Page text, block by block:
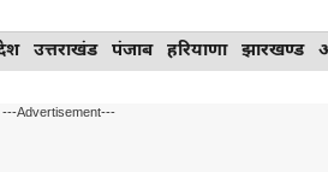
उत्तराखंड पंजाब हरियाणा झारखण्ड
---Advertisement---